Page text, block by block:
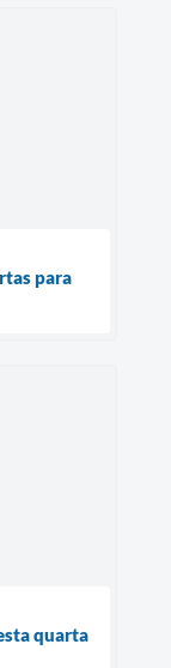
para
quarta